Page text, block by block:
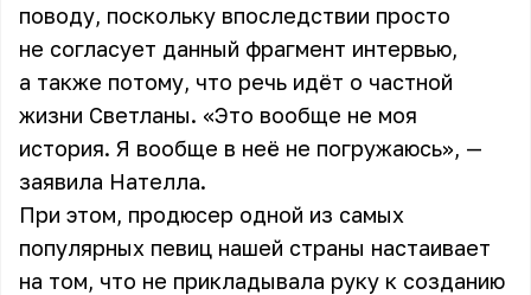
поводу, поскольку впоследствии просто
не согласует данный фрагмент интервью,
а также потому, что речь идёт о частной
жизни Светланы. «Это вообще не моя
история. Я вообще в неё не погружаюсь», —
заявила Нателла.
При этом, продюсер одной из самых
популярных певиц нашей страны настаивает
на том, что не прикладывала руку к созданию